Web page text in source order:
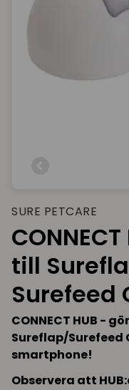
SURE PETCARE
till
Surefeed
CONNECT HUB -
Sureflap/
smartphone!
Observera att